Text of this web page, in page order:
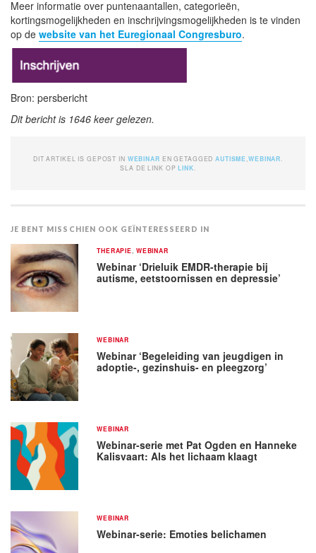
Meer informatie over puntenaantallen, categorieën,
kortingsmogelijkheden en inschrijvingsmogelijkheden is te vinden
op de website van het Euregionaal Congresburo.
Bron: persbericht
Dit bericht is 1646 keer gelezen.
DIT ARTIKEL IS GEPOST IN WEBINAR EN GETAGGEDAUTISME ,WEBINAR
SLA DE LINK OPLINK
JE BENT MISSCHIEN OOK GEÏNTERESSEERD IN
THERAPIE WEBINAR
Webinar ‘Drieluik EMDR-therapie bij
autisme, eetstoornissen en depressie’
WEBINAR
Webinar ‘Begeleiding van jeugdigen in
adoptie-, gezinshuis- en pleegzorg’
WEBINAR
Webinar-serie met Pat Ogden en Hanneke
Kalisvaart: Als het lichaam klaagt
WEBINAR
Webinar-serie: Emoties belichamen